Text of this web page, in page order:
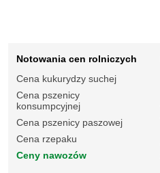
Notowania cen rolniczych
Cena kukurydzy suchej
Cena pszenicy
konsumpcyjnej
Cena pszenicy paszowej
Cena rzepaku
Ceny nawozów